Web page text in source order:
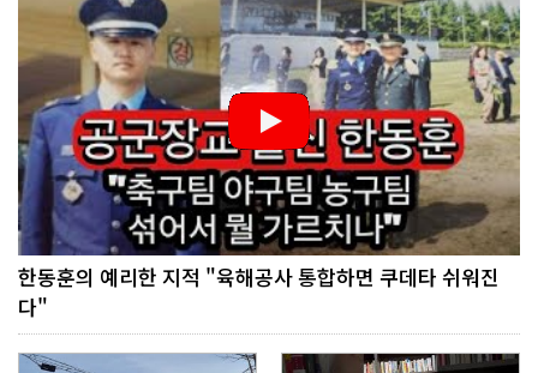
한동훈의 예리한 지적 "육해공사 통합하면 쿠데타 쉬워진
다"